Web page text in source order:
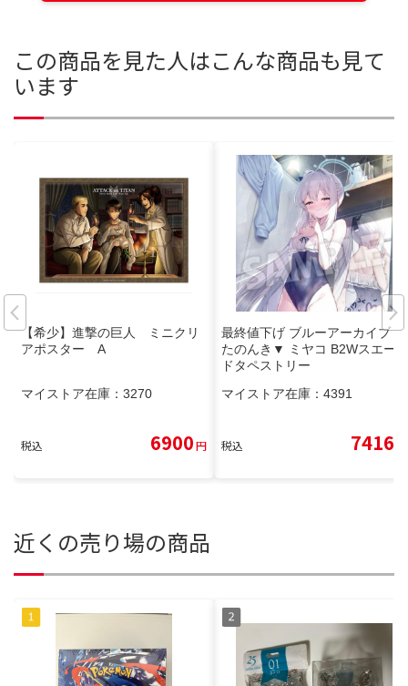
この商品を見た人はこんな商品も見て
います
【希少】進撃の巨人 ミニクリ
アポスター A
マイストア在庫： 3270
税込 6900円
最終値下げ ブルーアーカイブ ま
たのんき▼ ミヤコ B2Wスエー
ドタペストリー
マイストア在庫： 4391
税込 7416
近くの売り場の商品